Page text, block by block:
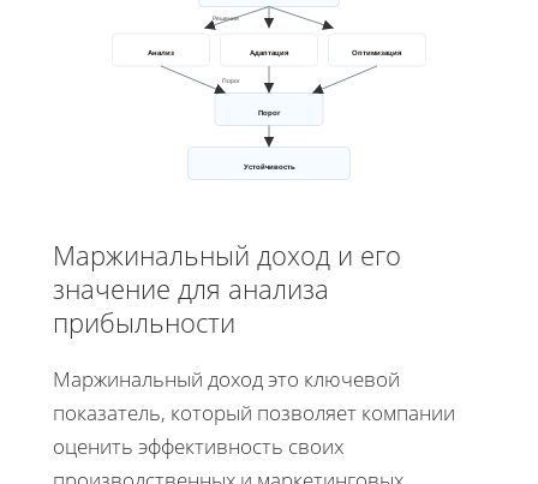
Анализ Адаптация Оптимизация
Порог
Устойчивость
Решения
Порог
Маржинальный доход и его
значение для анализа
прибыльности
Маржинальный доход это ключевой
показатель, который позволяет компании
оценить эффективность своих